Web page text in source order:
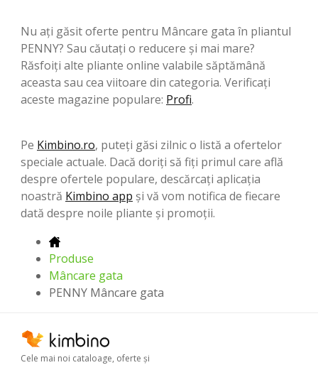
Nu ați găsit oferte pentru Mâncare gata în pliantul
PENNY? Sau căutați o reducere și mai mare?
Răsfoiți alte pliante online valabile săptămână
aceasta sau cea viitoare din categoria. Verificați
aceste magazine populare: Profi.
Pe Kimbino.ro, puteți găsi zilnic o listă a ofertelor
speciale actuale. Dacă doriți să fiți primul care află
despre ofertele populare, descărcați aplicația
noastră Kimbino app și vă vom notifica de fiecare
dată despre noile pliante și promoții.
Produse
Mâncare gata
PENNY Mâncare gata
Cele mai noi cataloage, oferte şi